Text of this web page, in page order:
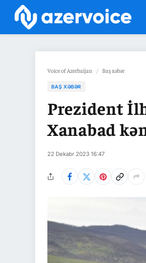
Voice of Azerbaijan / Baş xəbər
BAŞ XƏBƏR
Prezident
Xanabad
22 Dekabr 2023 16:47